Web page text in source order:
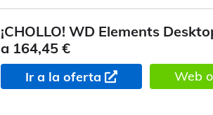
¡CHOLLO! WD Elements
a 164,45 €
Ir a la oferta Web